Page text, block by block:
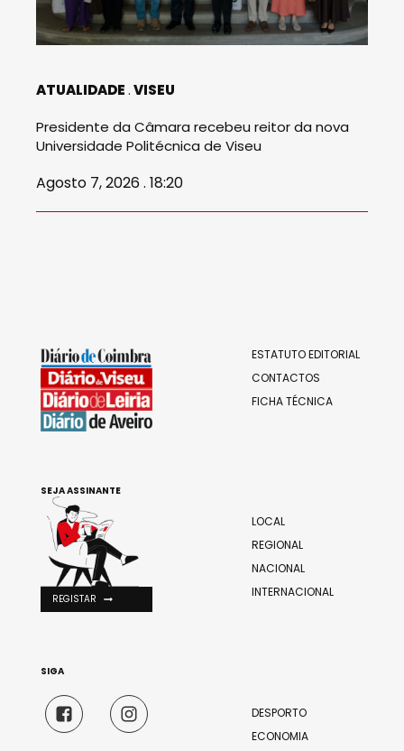
ATUALIDADE VISEU
Presidente da Câmara recebeu reitor da nova
Universidade Politécnica de Viseu
Agosto 7, 2026 . 18:20
ESTATUTO EDITORIAL
CONTACTOS
FICHA TÉCNICA
LOCAL
REGIONAL
NACIONAL
INTERNACIONAL
DESPORTO
ECONOMIA
SEJA ASSINANTE
REGISTAR
SIGA